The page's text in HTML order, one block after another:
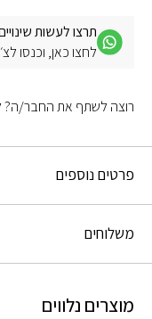
תרצו לעשות
לחצו כאן, וכנסו
פרטים נוספים
משלוחים
מוצרים נלווים
רוצה לשתף את החבר/ה?